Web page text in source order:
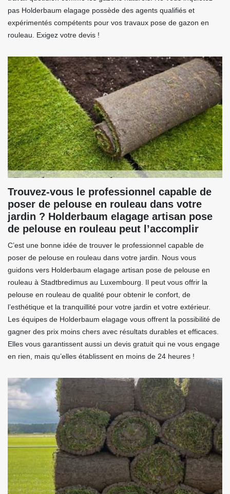
pas Holderbaum elagage possède des agents qualifiés et
expérimentés compétents pour vos travaux pose de gazon en
rouleau. Exigez votre devis !
Trouvez-vous le professionnel capable de
poser de pelouse en rouleau dans votre
jardin ? Holderbaum elagage artisan pose
de pelouse en rouleau peut l’accomplir
C’est une bonne idée de trouver le professionnel capable de
poser de pelouse en rouleau dans votre jardin. Nous vous
guidons vers Holderbaum elagage artisan pose de pelouse en
rouleau à Stadtbredimus au Luxembourg. Il peut vous offrir la
pelouse en rouleau de qualité pour obtenir le confort, de
l’esthétique et la tranquillité pour votre jardin et votre extérieur.
Les équipes de Holderbaum elagage vous offrent la possibilité de
gagner des prix moins chers avec résultats durables et efficaces.
Elles vous garantissent aussi un devis gratuit qui ne vous engage
en rien, mais qu’elles établissent en moins de 24 heures !